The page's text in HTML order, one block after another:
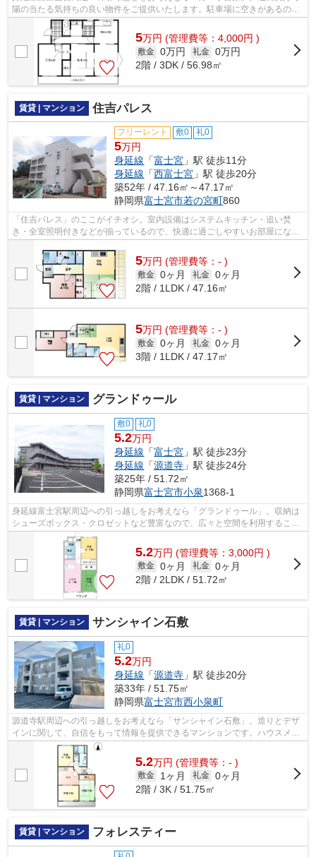
陽の当たる気持ちの良い物件をご提供いたします。駐車場に空きがあるので
車を駐車するスペースにお困りの方に...
5万円 (管理費等：4,000円 )
敷金 0万円 礼金 0万円
2階 / 3DK / 56.98㎡
賃貸 | マンション 住吉パレス
フリーレント 敷0 礼0
5万円
身延線 「富士宮 」駅 徒歩11分
身延線 「西富士宮 」駅 徒歩20分
築52年 / 47.16㎡～47.17㎡
静岡県富士宮市若の宮町860
「住吉パレス」のここがイチオシ。室内設備はシステムキッチン・追い焚
き・全室照明付きなどが揃っているので、快適に過ごしやすいお部屋になり
5万円 (管理費等：- )
敷金 0ヶ月 礼金 0ヶ月
2階 / 1LDK / 47.16㎡
5万円 (管理費等：- )
敷金 0ヶ月 礼金 0ヶ月
3階 / 1LDK / 47.17㎡
賃貸 | マンション グランドゥール
敷0 礼0
5.2万円
身延線 「富士宮 」駅 徒歩23分
身延線 「源道寺 」駅 徒歩24分
築25年 / 51.72㎡
静岡県富士宮市小泉1368-1
身延線富士宮駅周辺への引っ越しをお考えなら「グランドゥール」。収納は
シューズボックス・クロゼットなど豊富なので、広々と空間を利用すること
も可能です。忙しい朝でも鏡を見なが...
5.2万円 (管理費等：3,000円 )
敷金 0ヶ月 礼金 0ヶ月
2階 / 2LDK / 51.72㎡
賃貸 | マンション サンシャイン石敷
礼0
5.2万円
身延線 「源道寺 」駅 徒歩20分
築33年 / 51.75㎡
静岡県富士宮市西小泉町
源道寺駅周辺への引っ越しをお考えなら「サンシャイン石敷」。造りとデザ
インに関して、自信をもって情報を提供できるマンションです。ハウスメイ
トでいつでも物件探しをして下さい。...
5.2万円 (管理費等：- )
敷金 1ヶ月 礼金 0ヶ月
2階 / 3K / 51.75㎡
賃貸 | マンション フォレスティー